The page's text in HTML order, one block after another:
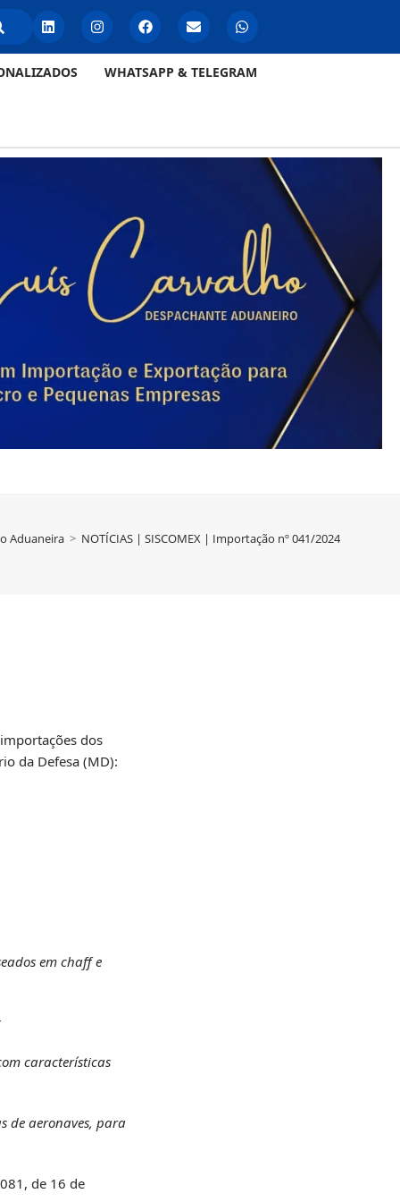
WHATSAPP & TELEGRAM
Aduaneira > NOTÍCIAS | SISCOMEX | Importação nº 041/2024
dos
da Defesa (MD):
em chaff e
características
de aeronaves, para
de 16 de